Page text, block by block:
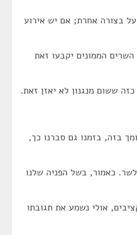
לשנה, זה פועל בצורה אחרת; אם יש אירוע
עולות על % 20, שני השרים הממונים יקבעו זאת
ששום מנגנון לא יאזן זאת.
בזה, בזמנו גם סברנו כך,
כאמור, בשל הפניה שלנו
אולי נשמע את תגובתו